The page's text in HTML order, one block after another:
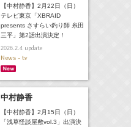
【中村静香】2月22日（日）
テレビ東京「XBRAID
presents さすらい釣り師 糸田
三平」第2話出演決定！
2026.2.4update
News - tv
中村静香
【中村静香】2月15日（日）
「浅草怪談屋敷vol.3」出演決